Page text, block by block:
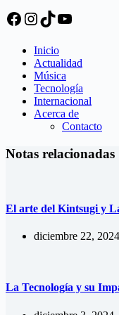
Facebook
Instagram
TikTok
YouTube
Inicio
Actualidad
Música
Tecnología
Internacional
Acerca de
Contacto
Notas relacionadas
El arte del Kintsugi y
diciembre 22, 2024
La Tecnología y su